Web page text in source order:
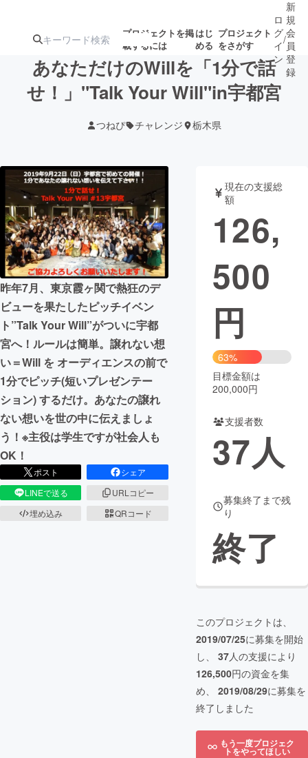
プロジェクトを掲
載するには
はじ
める
プロジェクト
をさがす
ジェクト
募集終了が近いプ
ロジェクト
アート・写真 音楽
テクノロジー・ガジェット ゲーム・サ
映像・映画
ビジネス・起業
まちづくり・地域活性化
CAMPFIRE for Social Good
CAMPFIRE Creation
CAMPFIREふるさと納税
コミュニティ
ロ
グ
イ
ン
/
新
規
会
員
登
録
あなただけのWillを「1分で話
せ！」"Talk Your Will"in宇都宮
つねぴ チャレンジ 栃木県
昨年7月、東京霞ヶ関で熱狂のデ
ビューを果たしたピッチイベン
ト”Talk Your Will”がついに宇都
宮へ！ルールは簡単。譲れない想
い＝Will を オーディエンスの前で
1分でピッチ(短いプレゼンテー
ション) するだけ。あなたの譲れ
ない想いを世の中に伝えましょ
う！※主役は学生ですが社会人も
OK！
ポスト
シェア
LINEで送る
URLコピー
埋め込み
QRコード
現在の支援総
額
126,
500
円
63%
目標金額は
200,000円
支援者数
37人
募集終了まで残
り
終了
このプロジェクトは、
2019/07/25に募集を開始
し、 37人の支援により
126,500円の資金を集
め、 2019/08/29に募集を
終了しました
もう一度プロジェク
トをやってほしい